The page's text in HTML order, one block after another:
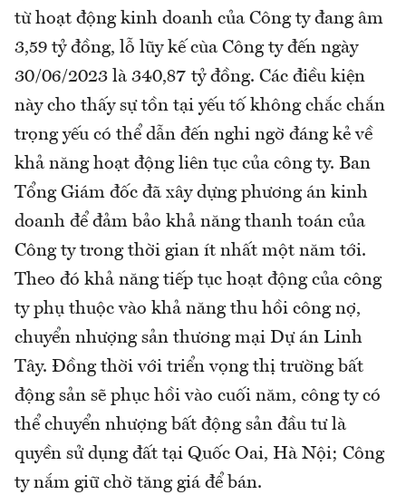
từ hoạt động kinh doanh của Công ty đang âm
3,59 tỷ đồng, lỗ lũy kế cùa Công ty đến ngày
30/06/2023 là 340,87 tỷ đồng. Các điều kiện
này cho thấy sự tồn tại yếu tố không chắc chắn
trọng yếu có thể dẫn đến nghi ngờ đáng kẻ về
khả năng hoạt động liên tục của công ty. Ban
Tổng Giám đốc đã xây dựng phương án kinh
doanh để đảm bảo khả năng thanh toán của
Công ty trong thời gian ít nhất một năm tới.
Theo đó khả năng tiếp tục hoạt động của công
ty phụ thuộc vào khả năng thu hồi công nợ,
chuyển nhượng sản thương mại Dự án Linh
Tây. Đồng thời với triển vọng thị trường bất
động sản sẽ phục hồi vào cuối năm, công ty có
thể chuyển nhượng bất động sản đầu tư là
quyền sử dụng đất tại Quốc Oai, Hà Nội; Công
ty nắm giữ chờ tăng giá để bán.